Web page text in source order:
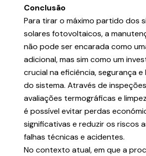
Conclusão
Para tirar o máximo partido dos
solares fotovoltaicos, a
não pode ser encarada como
adicional, mas sim como um
crucial na eficiência, segurança e
do sistema. Através de
avaliações termográficas e
é possível evitar perdas
significativas e reduzir os riscos
falhas técnicas e acidentes.
No contexto atual, em que a